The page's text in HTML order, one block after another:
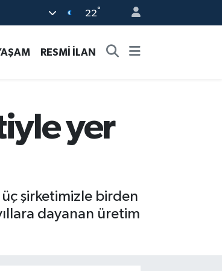
22°
RESMİ İLAN
yer
üç şirketimizle birden
dayanan üretim